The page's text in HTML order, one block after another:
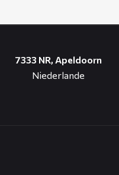
7333 NR, Apeldoorn
Niederlande